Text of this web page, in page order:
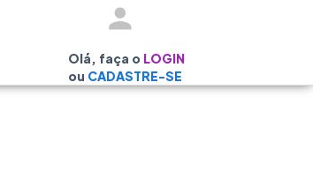
Olá, faça o LOGIN
ou CADASTRE-SE